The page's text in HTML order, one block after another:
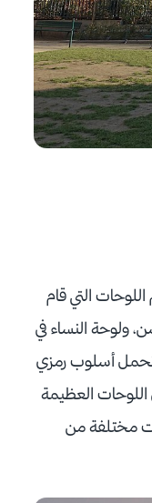
التي قام
ولوحة النساء في
تحمل أسلوب رمزي
العظيمة
مختلفة من